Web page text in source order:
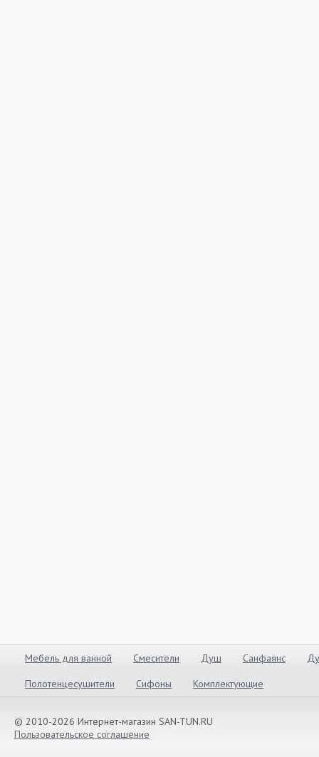
Мебель для ванной Смесители Душ Санфаянс
Полотенцесушители
Сифоны Комплектующие
© 2010-2026 Интернет-магазин SAN-TUN.RU
Пользовательское соглашение